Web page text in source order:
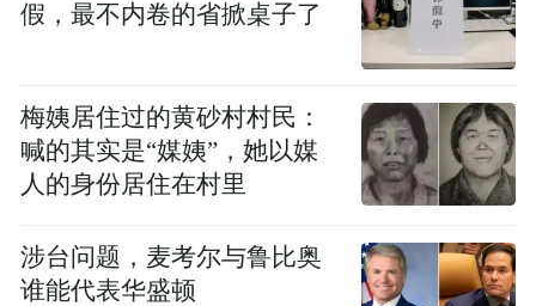
引来张泽群、施一公等诸多社会名人为家乡
（二）开业当天
一场发布会正式拉开了由“幻城”转向“戏剧”
的内容释放。“麦熟开城”的营销节奏将戏剧
与粮食、戏剧与土地、戏剧与生存的精神联
假，最不内卷的省掀桌子了
梅姨居住过的黄砂村村民：
喊的其实是“媒姨”，她以媒
人的身份居住在村里
涉台问题，麦考尔与鲁比奥
谁能代表华盛顿